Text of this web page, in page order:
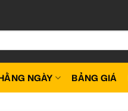
NGÀY BẢNG GIÁ